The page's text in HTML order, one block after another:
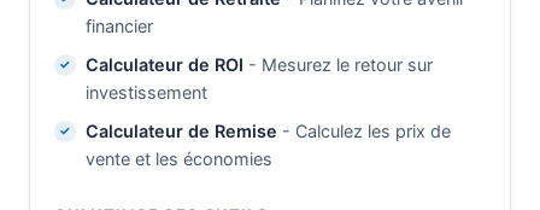
financier
Calculateur de ROI - Mesurez le retour sur
investissement
Calculateur de Remise - Calculez les prix de
vente et les économies